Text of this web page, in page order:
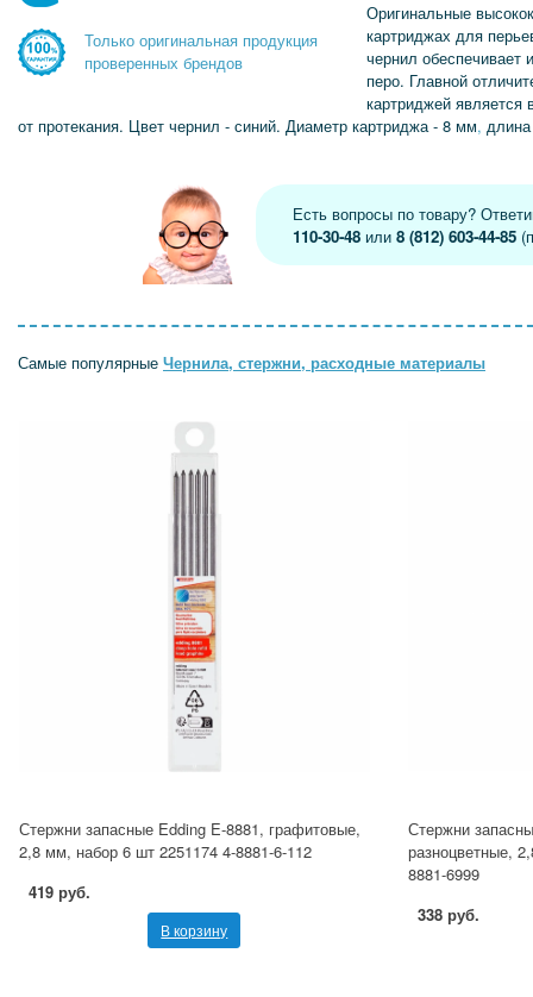
Только оригинальная продукция
проверенных брендов
Оригинальные
картриджах для
чернил обеспечивает
перо. Главной
картриджей является
от протекания. Цвет чернил - синий. Диаметр картриджа - 8 мм,
Есть вопросы по товару?
110-30-48 или8 (812) 603-44-85
Самые популярные Чернила, стержни, расходные материалы
Стержни запасные Edding E-8881, графитовые,
2,8 мм, набор 6 шт 2251174 4-8881-6-112
419 руб.
В корзину
Стержни
разноцветные,
8881-6999
338 руб.